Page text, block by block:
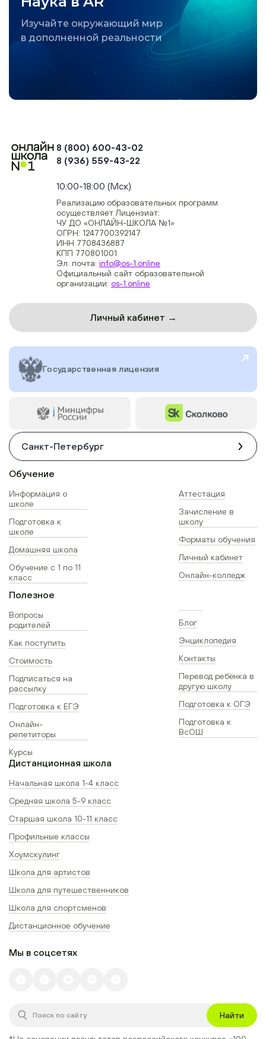
Изучайте окружающий мир
в дополненной реальности
8 (800) 600-43-02
8 (936) 559-43-22
10:00-18:00 (Мск)
Реализацию образовательных программ
осуществляет Лицензиат:
ЧУ ДО «ОНЛАЙН-ШКОЛА №1»
ОГРН: 1247700392147
ИНН 7708436887
КПП 770801001
Эл. почта: info@os-1.online
Официальный сайт образовательной
организации: os-1.online
Личный кабинет →
Государственная лицензия
Санкт-Петербург
Обучение
Информация о
школе
Подготовка к
школе
Домашняя школа
Обучение с 1 по 11
класс
Аттестация
Зачисление в
школу
Форматы обучения
Личный кабинет
Онлайн-колледж
Полезное
Вопросы
родителей
Как поступить
Стоимость
Подписаться на
рассылку
Подготовка к ЕГЭ
Онлайн-
репетиторы
Курсы
Блог
Энциклопедия
Контакты
Перевод ребёнка в
другую школу
Подготовка к ОГЭ
Подготовка к
ВсОШ
Дистанционная школа
Начальная школа 1-4 класс
Средняя школа 5-9 класс
Старшая школа 10-11 класс
Профильные классы
Хоумскулинг
Школа для артистов
Школа для путешественников
Школа для спортсменов
Дистанционное обучение
Мы в соцсетях
Найти